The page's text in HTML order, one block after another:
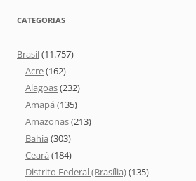
CATEGORIAS
Brasil(11.757)
Acre(162)
Alagoas(232)
Amapá (135)
Amazonas(213)
Bahia (303)
Ceará (184)
Distrito Federal (Brasília)(135)